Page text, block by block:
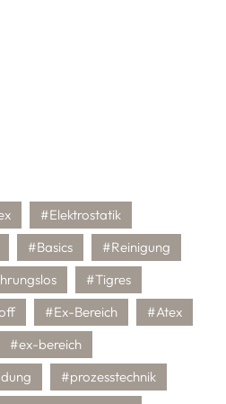
#Elektrostatik
#Basics
#Reinigung
#Tigres
#Ex-Bereich
#Atex
#ex-bereich
#prozesstechnik